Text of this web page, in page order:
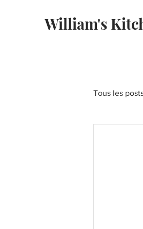
William's
Tous les